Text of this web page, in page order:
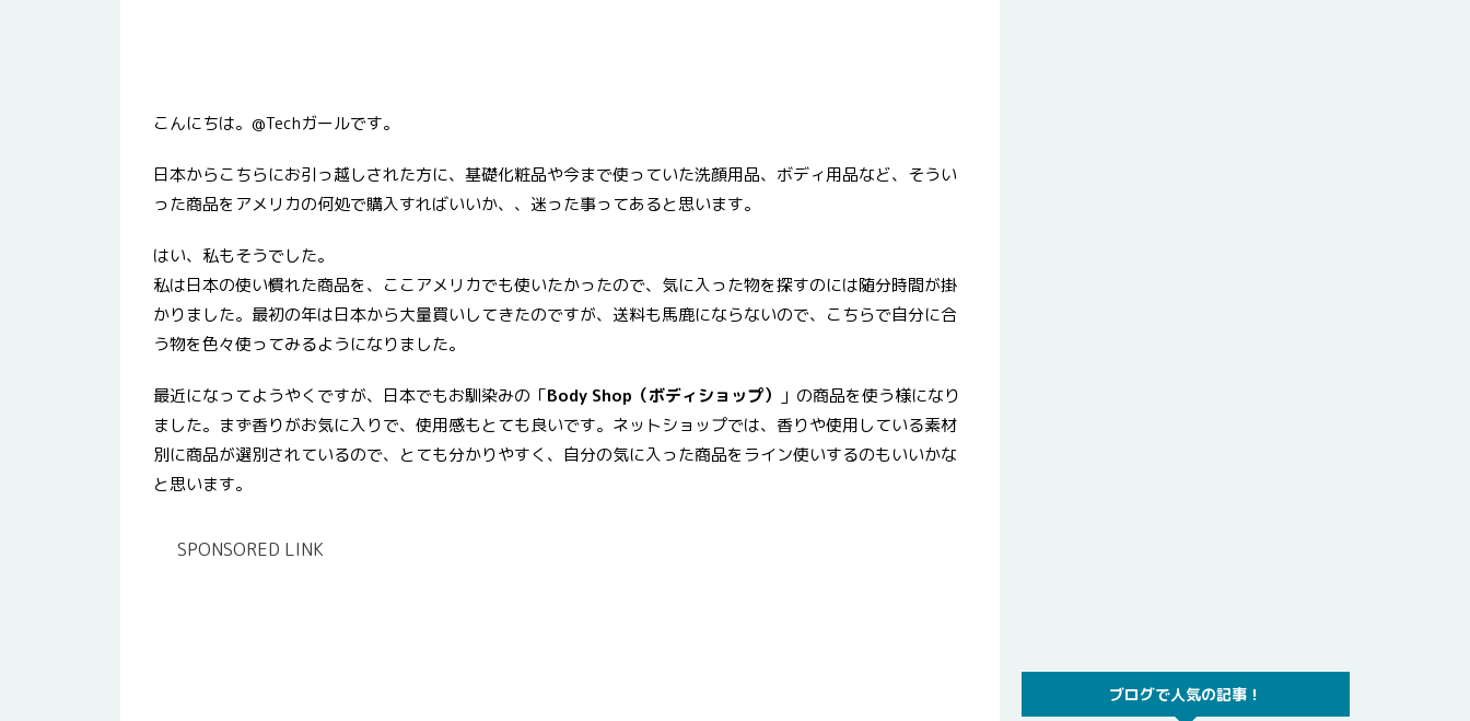
こんにちは。@Techガールです。
日本からこちらにお引っ越しされた方に、基礎化粧品や今まで使っていた洗顔用品、ボディ用品など、そうい
った商品をアメリカの何処で購入すればいいか、、迷った事ってあると思います。
はい、私もそうでした。
私は日本の使い慣れた商品を、ここアメリカでも使いたかったので、気に入った物を探すのには随分時間が掛
かりました。最初の年は日本から大量買いしてきたのですが、送料も馬鹿にならないので、こちらで自分に合
う物を色々使ってみるようになりました。
最近になってようやくですが、日本でもお馴染みの「Body Shop（ボディショップ）
」の商品を使う様になり
ました。まず香りがお気に入りで、使用感もとても良いです。ネットショップでは、香りや使用している素材
別に商品が選別されているので、とても分かりやすく、自分の気に入った商品をライン使いするのもいいかな
と思います。
SPONSORED LINK
ブログで人気の記事！